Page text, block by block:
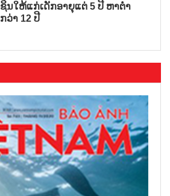
ຊິນໃຫ້ແກ່ເດັກອາຍຸແຕ່ 5 ປີ ຫາຕ່ຳ
ກວ່າ 12 ປີ